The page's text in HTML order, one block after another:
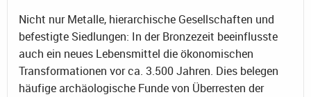
Nicht nur Metalle, hierarchische Gesellschaften und
befestigte Siedlungen: In der Bronzezeit beeinflusste
auch ein neues Lebensmittel die ökonomischen
Transformationen vor ca. 3.500 Jahren. Dies belegen
häufige archäologische Funde von Überresten der